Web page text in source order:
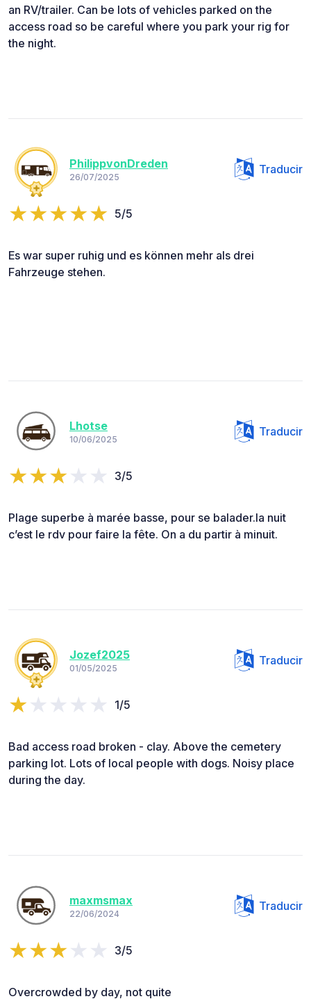
an RV/trailer. Can be lots of vehicles parked on the
access road so be careful where you park your rig for
the night.
PhilippvonDreden
26/07/2025
Traducir
5/5
Es war super ruhig und es können mehr als drei
Fahrzeuge stehen.
Lhotse
10/06/2025
Traducir
3/5
Plage superbe à marée basse, pour se balader.la nuit
c’est le rdv pour faire la fête. On a du partir à minuit.
Jozef2025
01/05/2025
Traducir
1/5
Bad access road broken - clay. Above the cemetery
parking lot. Lots of local people with dogs. Noisy place
during the day.
maxmsmax
22/06/2024
Traducir
3/5
Overcrowded by day, not quite